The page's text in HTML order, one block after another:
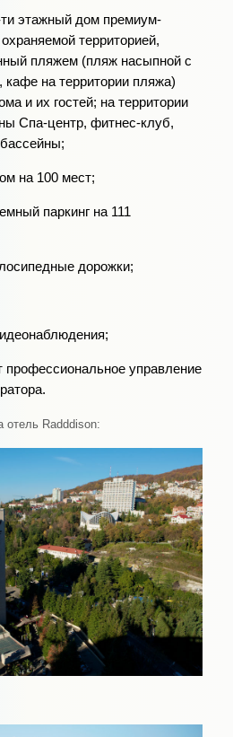
этажный дом премиум-
территорией,
пляжем (пляж насыпной с
на территории пляжа)
и их гостей; на территории
Спа-центр, фитнес-клуб,
на 100 мест;
паркинг на 111
дорожки;
профессиональное управление
отель Radddison: